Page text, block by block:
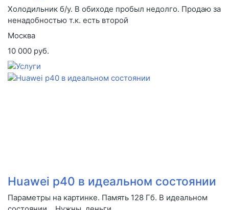
Холодильник б/у. В обиходе пробыл недолго. Продаю за
ненадобностью т.к. есть второй
Москва
10 000 руб.
Huawei p40 в идеальном состоянии
Параметры на картинке. Память 128 Гб. В идеальном